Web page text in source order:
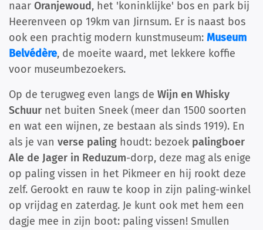
naar Oranjewoud, het 'koninklijke' bos en park bij
Heerenveen op 19km van Jirnsum. Er is naast bos
ook een prachtig modern kunstmuseum: Museum
Belvédère, de moeite waard, met lekkere koffie
voor museumbezoekers.
Op de terugweg even langs de Wijn en Whisky
Schuur net buiten Sneek (meer dan 1500 soorten
en wat een wijnen, ze bestaan als sinds 1919). En
als je van verse paling houdt: bezoek palingboer
Ale de Jager in Reduzum-dorp, deze mag als enige
op paling vissen in het Pikmeer en hij rookt deze
zelf. Gerookt en rauw te koop in zijn paling-winkel
op vrijdag en zaterdag. Je kunt ook met hem een
dagje mee in zijn boot: paling vissen! Smullen